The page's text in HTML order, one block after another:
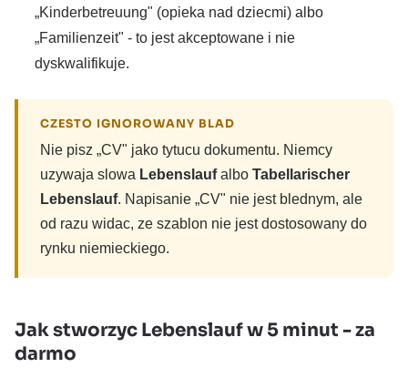
„Kinderbetreuung" (opieka nad dziecmi) albo
„Familienzeit" - to jest akceptowane i nie
dyskwalifikuje.
CZESTO IGNOROWANY BLAD
Nie pisz „CV" jako tytucu dokumentu. Niemcy
uzywaja slowa Lebenslaufalbo Tabellarischer
Lebenslauf. Napisanie „CV" nie jest blednym, ale
od razu widac, ze szablon nie jest dostosowany do
rynku niemieckiego.
Jak stworzyc Lebenslauf w 5 minut - za
darmo